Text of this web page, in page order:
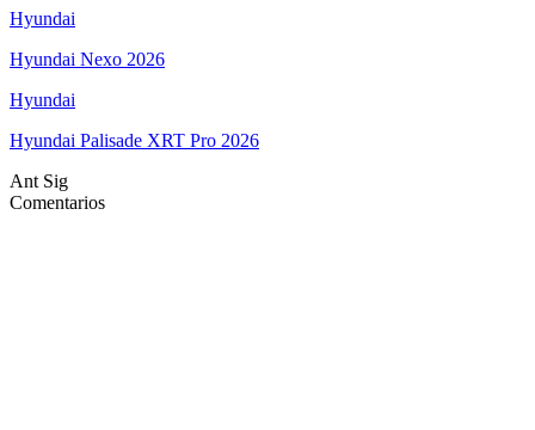
Hyundai
Hyundai Nexo 2026
Hyundai
Hyundai Palisade XRT Pro 2026
Ant Sig
Comentarios